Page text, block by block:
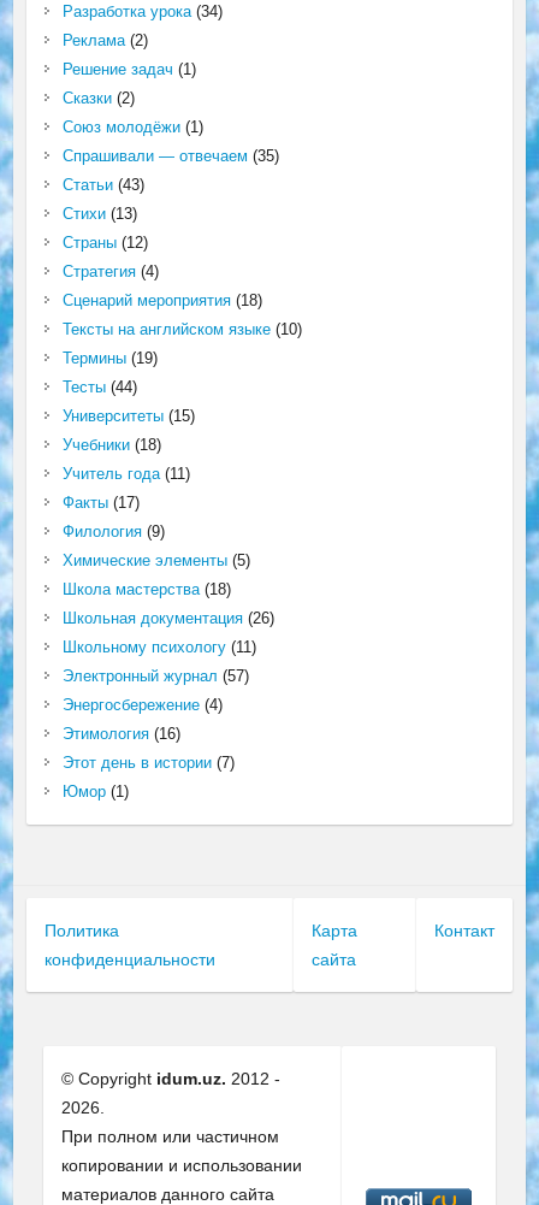
Разработка урока(34)
Реклама(2)
Решение задач (1)
Сказки(2)
Союз молодёжи(1)
Спрашивали — отвечаем (35)
Статьи(43)
Стихи(13)
Страны(12)
Стратегия(4)
Сценарий мероприятия(18)
Тексты на английском языке(10)
Термины(19)
Тесты(44)
Университеты(15)
Учебники(18)
Учитель года(11)
Факты(17)
Филология(9)
Химические элементы(5)
Школа мастерства(18)
Школьная документация(26)
Школьному психологу(11)
Электронный журнал (57)
Энергосбережение(4)
Этимология(16)
Этот день в истории(7)
Юмор(1)
Политика
конфиденциальности
Карта
сайта
Контакт
© Copyright idum.uz. 2012 -
2026.
При полном или частичном
копировании и использовании
материалов данного сайта